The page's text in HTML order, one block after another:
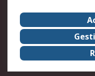
Chi Siamo
Supporto
Carriere
Press Centre